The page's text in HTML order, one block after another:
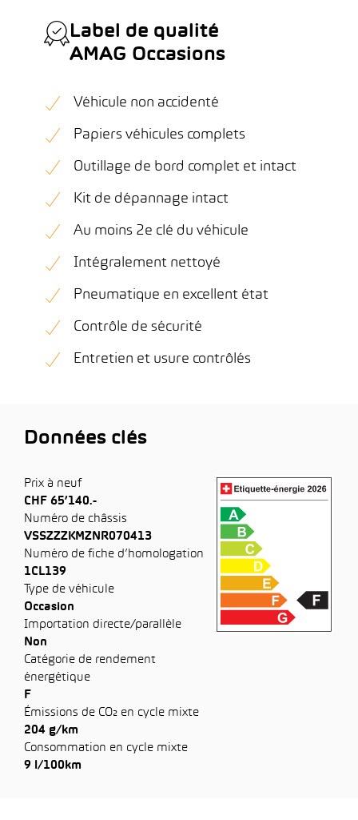
Label de qualité
AMAG Occasions
Véhicule non accidenté
Papiers véhicules complets
Outillage de bord complet et intact
Kit de dépannage intact
Au moins 2e clé du véhicule
Intégralement nettoyé
Pneumatique en excellent état
Contrôle de sécurité
Entretien et usure contrôlés
Données clés
Prix à neuf
CHF 65’140.-
Numéro de châssis
VSSZZZKMZNR070413
Numéro de fiche d’homologation
1CL139
Type de véhicule
Occasion
Importation directe/parallèle
Non
Catégorie de rendement
énergétique
F
Émissions de CO₂ en cycle mixte
204 g/km
Consommation en cycle mixte
9 l/100km